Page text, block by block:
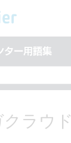
ラウド